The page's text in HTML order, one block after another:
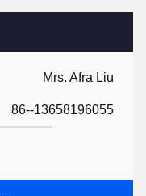
Mrs. Afra Liu
86--13658196055